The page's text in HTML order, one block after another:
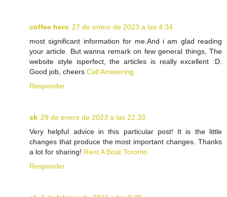
coffee hero 27 de enero de 2023 a las 4:34
most significant information for me.And i am glad reading
your article. But wanna remark on few general things, The
website style isperfect, the articles is really excellent :D.
Good job, cheers Call Answering
Responder
sk 29 de enero de 2023 a las 22:33
Very helpful advice in this particular post! It is the little
changes that produce the most important changes. Thanks
a lot for sharing! Rent A Boat Toronto
Responder